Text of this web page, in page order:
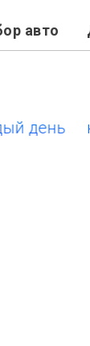
авто